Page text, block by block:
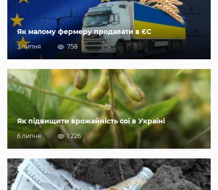
Як малому фермеру продавати в ЄС
3 липня 758
Як підвищити врожайність сої в Україні
6 липня 1 226